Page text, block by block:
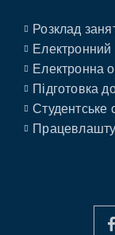
Розклад
Електронний
Електронна
Підготовка
Студентське